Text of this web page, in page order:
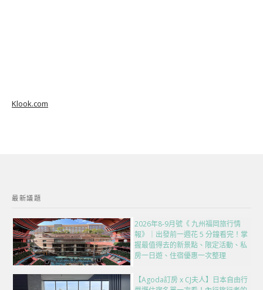
Klook.com
最新議題
2026年8-9月號《 九州福岡旅行情
報》｜出發前一週花 5 分鐘看完！掌
握最值得去的新景點、限定活動、私
房一日遊、住宿優惠一次整理
【Agoda訂房 x CJ夫人】日本自由行